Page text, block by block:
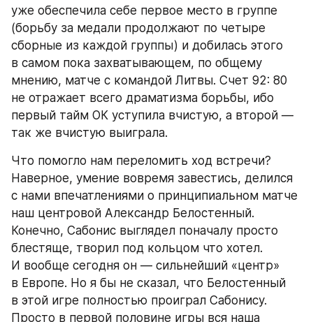
уже обеспечила себе первое место в группе
(борьбу за медали продолжают по четыре
сборные из каждой группы) и добилась этого
в самом пока захватывающем, по общему
мнению, матче с командой Литвы. Счет 92: 80
не отражает всего драматизма борьбы, ибо
первый тайм ОК уступила вчистую, а второй —
так же вчистую выиграла.
Что помогло нам переломить ход встречи?
Наверное, умение вовремя завестись, делился
с нами впечатлениями о принципиальном матче
наш центровой Александр Белостенный.
Конечно, Сабонис выглядел поначалу просто
блестяще, творил под кольцом что хотел.
И вообще сегодня он — сильнейший «центр»
в Европе. Но я бы не сказал, что Белостенный
в этой игре полностью проиграл Сабонису.
Просто в первой половине игры вся наша